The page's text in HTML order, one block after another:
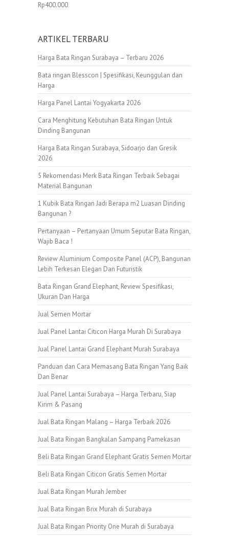
5.00
Rp400.000
ARTIKEL TERBARU
Harga Bata Ringan Surabaya – Terbaru 2026
Bata ringan Blesscon | Spesifikasi, Keunggulan dan
Harga
Harga Panel Lantai Yogyakarta 2026
Cara Menghitung Kebutuhan Bata Ringan Untuk
Dinding Bangunan
Harga Bata Ringan Surabaya, Sidoarjo dan Gresik
2026
5 Rekomendasi Merk Bata Ringan Terbaik Sebagai
Material Bangunan
1 Kubik Bata Ringan Jadi Berapa m2 Luasan Dinding
Bangunan ?
Pertanyaan – Pertanyaan Umum Seputar Bata Ringan,
Wajib Baca !
Review Aluminium Composite Panel (ACP), Bangunan
Lebih Terkesan Elegan Dan Futuristik
Bata Ringan Grand Elephant, Review Spesifikasi,
Ukuran Dan Harga
Jual Semen Mortar
Jual Panel Lantai Citicon Harga Murah Di Surabaya
Jual Panel Lantai Grand Elephant Murah Surabaya
Panduan dan Cara Memasang Bata Ringan Yang Baik
Dan Benar
Jual Panel Lantai Surabaya – Harga Terbaru, Siap
Kirim & Pasang
Jual Bata Ringan Malang – Harga Terbaik 2026
Jual Bata Ringan Bangkalan Sampang Pamekasan
Beli Bata Ringan Grand Elephant Gratis Semen Mortar
Beli Bata Ringan Citicon Gratis Semen Mortar
Jual Bata Ringan Murah Jember
Jual Bata Ringan Brix Murah di Surabaya
Jual Bata Ringan Priority One Murah di Surabaya